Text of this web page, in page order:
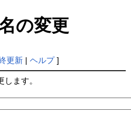
の変更
更新| ヘルプ]
ます。